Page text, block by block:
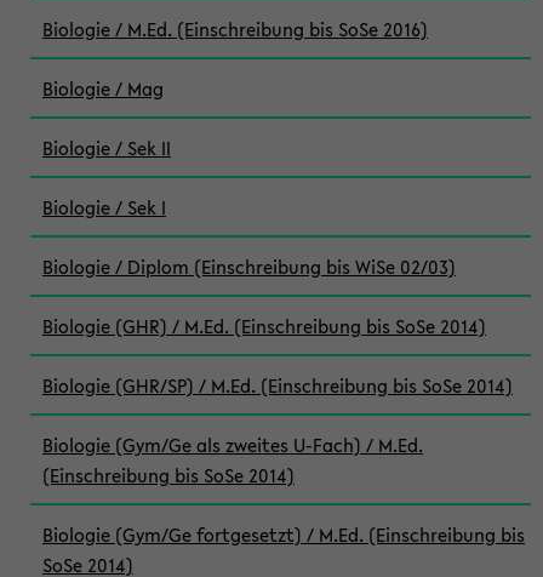
Biologie / M.Ed. (Einschreibung bis SoSe 2016)
Biologie / Mag
Biologie / Sek II
Biologie / Sek I
Biologie / Diplom (Einschreibung bis WiSe 02/03)
Biologie (GHR) / M.Ed. (Einschreibung bis SoSe 2014)
Biologie (GHR/SP) / M.Ed. (Einschreibung bis SoSe 2014)
Biologie (Gym/Ge als zweites U-Fach) / M.Ed.
(Einschreibung bis SoSe 2014)
Biologie (Gym/Ge fortgesetzt) / M.Ed. (Einschreibung bis
SoSe 2014)